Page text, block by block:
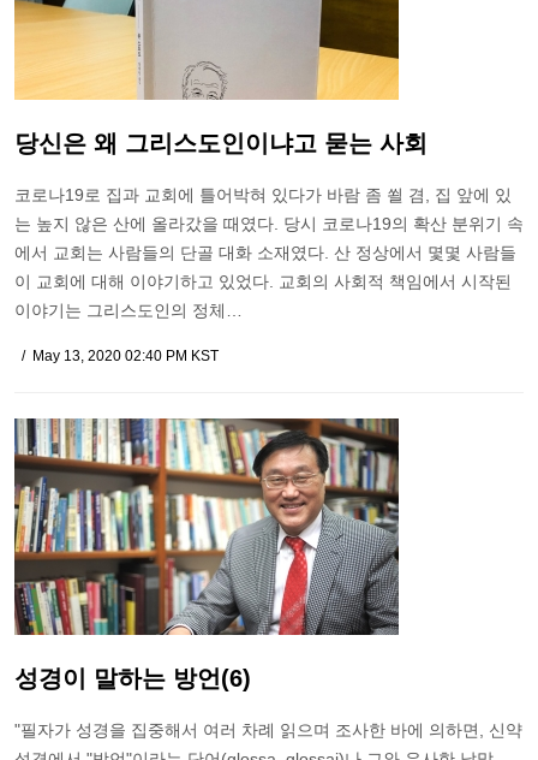
당신은 왜 그리스도인이냐고 묻는 사회
코로나19로 집과 교회에 틀어박혀 있다가 바람 좀 쐴 겸, 집 앞에 있
는 높지 않은 산에 올라갔을 때였다. 당시 코로나19의 확산 분위기 속
에서 교회는 사람들의 단골 대화 소재였다. 산 정상에서 몇몇 사람들
이 교회에 대해 이야기하고 있었다. 교회의 사회적 책임에서 시작된
이야기는 그리스도인의 정체…
May 13, 2020 02:40 PM KST
성경이 말하는 방언(6)
"필자가 성경을 집중해서 여러 차례 읽으며 조사한 바에 의하면, 신약